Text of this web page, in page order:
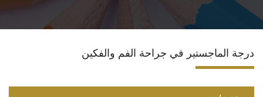
دكتوراه الفلسفة
الدكتوراه الأكلينيكيةدرجة الماجستير في جراحة الفم والفكين